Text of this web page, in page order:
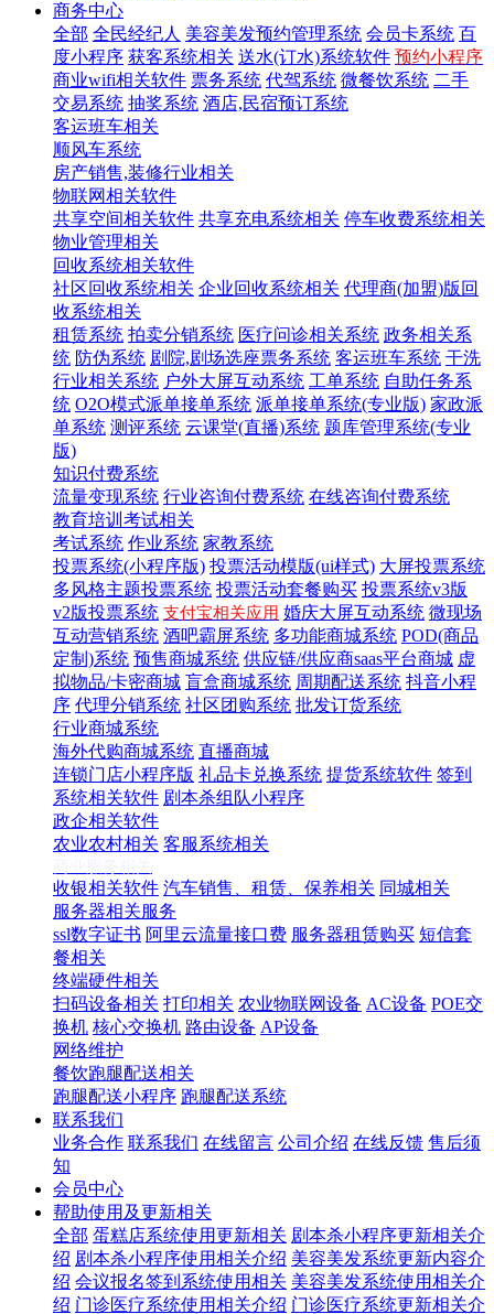
商务中心
全部 全民经纪人 美容美发预约管理系统 会员卡系统 百
度小程序 获客系统相关 送水(订水)系统软件 预约小程序
商业wifi相关软件 票务系统 代驾系统 微餐饮系统 二手
交易系统 抽奖系统 酒店,民宿预订系统
客运班车相关
顺风车系统
房产销售,装修行业相关
物联网相关软件
共享空间相关软件 共享充电系统相关 停车收费系统相关
物业管理相关
回收系统相关软件
社区回收系统相关 企业回收系统相关 代理商(加盟)版回
收系统相关
租赁系统 拍卖分销系统 医疗问诊相关系统 政务相关系
统 防伪系统 剧院,剧场选座票务系统 客运班车系统 干洗
行业相关系统 户外大屏互动系统 工单系统 自助任务系
统 O2O模式派单接单系统 派单接单系统(专业版) 家政派
单系统 测评系统 云课堂(直播)系统 题库管理系统(专业
版)
知识付费系统
流量变现系统 行业咨询付费系统 在线咨询付费系统
教育培训考试相关
考试系统 作业系统 家教系统
投票系统(小程序版) 投票活动模版(ui样式) 大屏投票系统
多风格主题投票系统 投票活动套餐购买 投票系统v3版
v2版投票系统 支付宝相关应用 婚庆大屏互动系统 微现场
互动营销系统 酒吧霸屏系统 多功能商城系统 POD(商品
定制)系统 预售商城系统 供应链/供应商saas平台商城 虚
拟物品/卡密商城 盲盒商城系统 周期配送系统 抖音小程
序 代理分销系统 社区团购系统 批发订货系统
行业商城系统
海外代购商城系统 直播商城
连锁门店小程序版 礼品卡兑换系统 提货系统软件 签到
系统相关软件 剧本杀组队小程序
政企相关软件
农业农村相关 客服系统相关
收银相关软件 汽车销售、租赁、保养相关 同城相关
服务器相关服务
ssl数字证书 阿里云流量接口费 服务器租赁购买 短信套
餐相关
终端硬件相关
扫码设备相关 打印相关 农业物联网设备 AC设备 POE交
换机 核心交换机 路由设备 AP设备
网络维护
餐饮跑腿配送相关
跑腿配送小程序 跑腿配送系统
联系我们
业务合作 联系我们 在线留言 公司介绍 在线反馈 售后须
知
会员中心
帮助使用及更新相关
全部 蛋糕店系统使用更新相关 剧本杀小程序更新相关介
绍 剧本杀小程序使用相关介绍 美容美发系统更新内容介
绍 会议报名签到系统使用相关 美容美发系统使用相关介
绍 门诊医疗系统使用相关介绍 门诊医疗系统更新相关介